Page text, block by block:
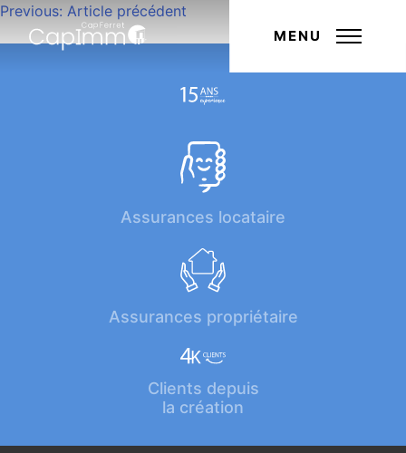
MENU
Navigation
de
Previous: Article précédent
Assurances locataire
Assurances propriétaire
Clients depuis
la création